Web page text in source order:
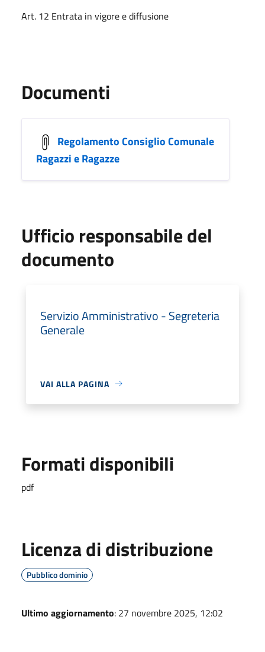
Art. 12 Entrata in vigore e diffusione
Documenti
Regolamento Consiglio Comunale
Ragazzi e Ragazze
Ufficio responsabile del
documento
Servizio Amministrativo - Segreteria
Generale
VAI ALLA PAGINA
Formati disponibili
pdf
Licenza di distribuzione
Pubblico dominio
Ultimo aggiornamento: 27 novembre 2025, 12:02